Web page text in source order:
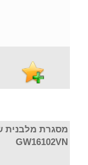
GW16102VN